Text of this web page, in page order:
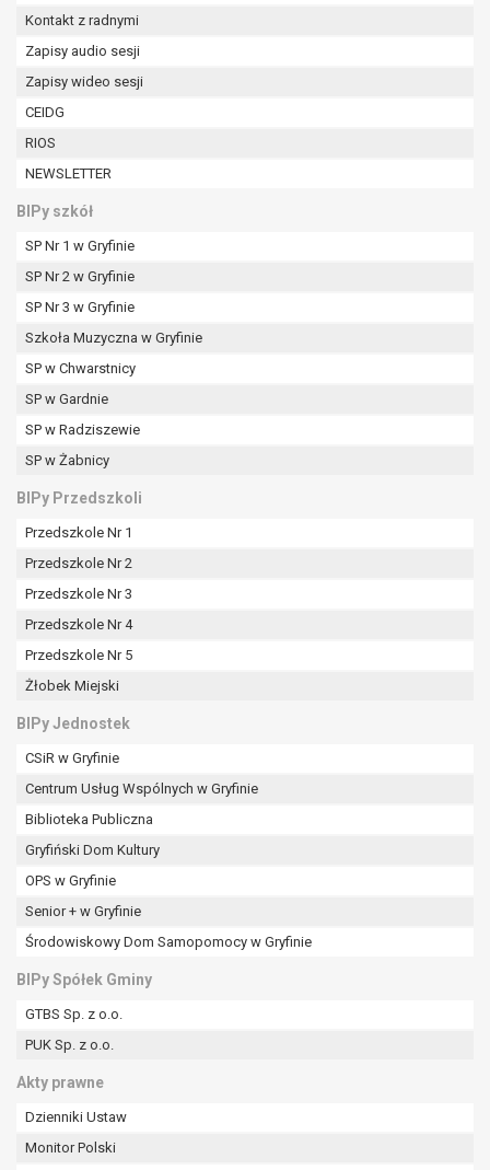
Kontakt z radnymi
Zapisy audio sesji
Zapisy wideo sesji
CEIDG
RIOS
NEWSLETTER
BIPy szkół
SP Nr 1 w Gryfinie
SP Nr 2 w Gryfinie
SP Nr 3 w Gryfinie
Szkoła Muzyczna w Gryfinie
SP w Chwarstnicy
SP w Gardnie
SP w Radziszewie
SP w Żabnicy
BIPy Przedszkoli
Przedszkole Nr 1
Przedszkole Nr 2
Przedszkole Nr 3
Przedszkole Nr 4
Przedszkole Nr 5
Żłobek Miejski
BIPy Jednostek
CSiR w Gryfinie
Centrum Usług Wspólnych w Gryfinie
Biblioteka Publiczna
Gryfiński Dom Kultury
OPS w Gryfinie
Senior + w Gryfinie
Środowiskowy Dom Samopomocy w Gryfinie
BIPy Spółek Gminy
GTBS Sp. z o.o.
PUK Sp. z o.o.
Akty prawne
Dzienniki Ustaw
Monitor Polski